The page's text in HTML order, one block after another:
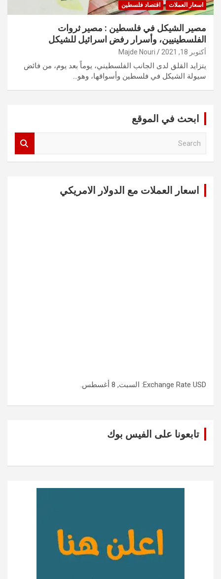
اسعار العملات اقتصاد فلسطين
مصير الشيكل في فلسطين : مصير ثروات
الفلسطينيين، وأسرار رفض اسرائيل للشيكل
أكتوبر 18, 2021 Majde Nouri
يتزايد القلق لدى الجانب الفلسطيني، يوماً بعد يوم، من فائض
سيولة الشيكل في فلسطين وأسواقها، وهو…
ابحث في الموقع
اسعار العملات مع الدولار الامريكي
Exchange Rate USD : السبت, 8 أغسطس.
تابعونا على الفيس بوك